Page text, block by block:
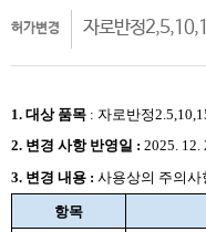
허가변경 자로반정
1. 대상품목 : 자로반정
2. 변경 사항 반영일 : 2025. 12.
3. 변경 내용 : 사용상의 주의사
항목